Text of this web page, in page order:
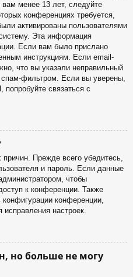
вам менее 13 лет, следуйте
конференциях требуется,
активированы пользователями
Эта информация
Если вам было прислано
инструкциям. Если email-
что вы указали неправильный
фильтром. Если вы уверены,
связаться с
Прежде всего убедитесь,
и пароль. Если данные
чтобы
к конференции. Также
конференции,
настроек.
но больше не могу